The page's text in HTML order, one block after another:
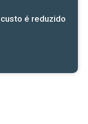
é reduzido